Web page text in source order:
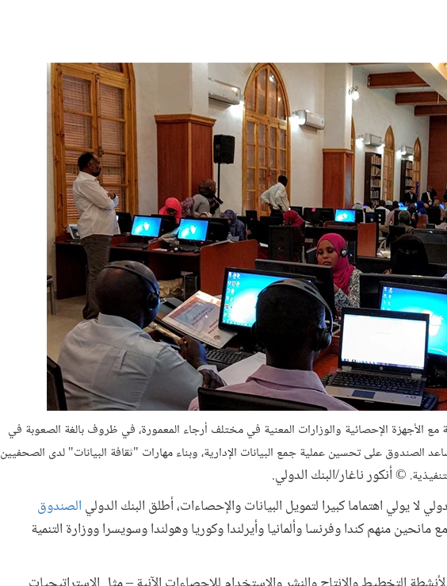
مع الأجهزة الإحصائية والوزارات المعنية في مختلف أرجاء المعمورة، في ظروف بالغة الصعوبة في
الصندوق على تحسين عملية جمع البيانات الإدارية، وبناء مهارات "ثقافة البيانات" لدى الصحفيين
© أنكور ناغار/البنك الدولي.
لا يولي اهتماما كبيرا لتمويل البيانات والإحصاءات، أطلق البنك الدولي الصندوق
مانحين منهم كندا وفرنسا وألمانيا وأيرلندا وكوريا وهولندا وسويسرا ووزارة التنمية